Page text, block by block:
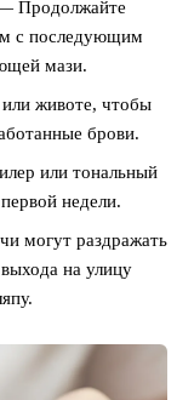
Продолжайте
с последующим
мази.
животе, чтобы
брови.
или тональный
недели.
могут раздражать
на улицу